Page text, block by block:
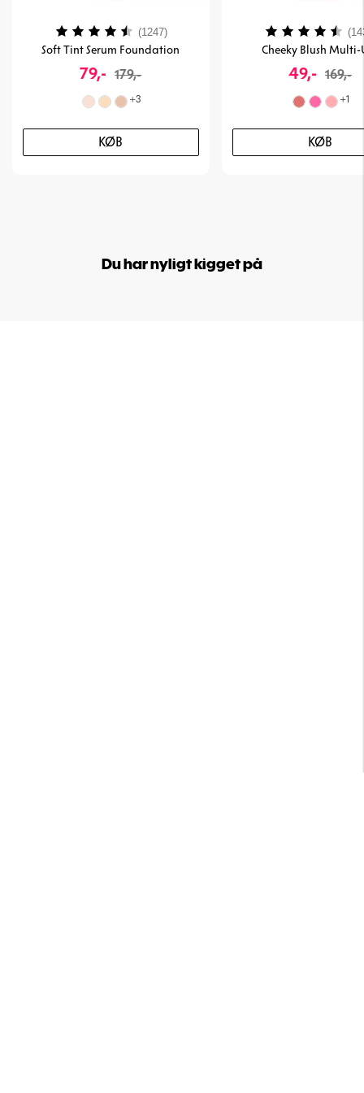
Soft Tint Serum Foundation
79,- 179,-
+3
KØB
Vurdering: (1247) 4.3 ud af 5 stjerner
Cheeky Blush Multi-
49,- 169,-
+1
KØB
Vurdering:
Du har nyligt kigget på